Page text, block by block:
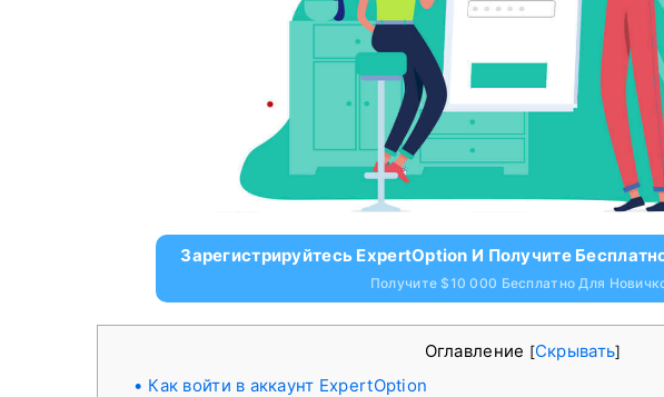
Зарегистрируйтесь ExpertOption И Получите
Получите $10 000 Бесплатно Для
Оглавление [Скрывать]
Как войти в аккаунт ExpertOption